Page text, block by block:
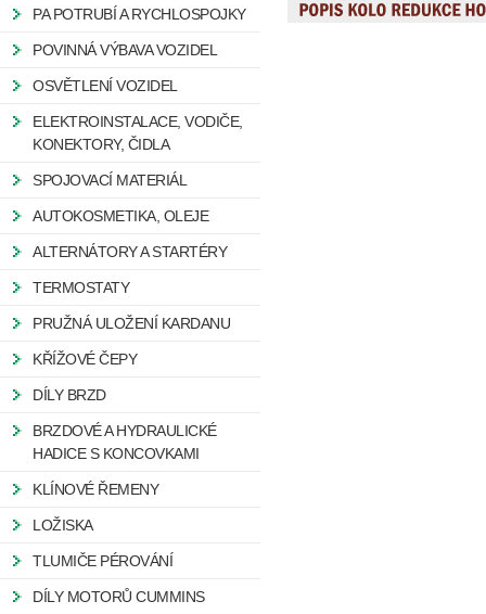
PA POTRUBÍ A RYCHLOSPOJKY
POVINNÁ VÝBAVA VOZIDEL
OSVĚTLENÍ VOZIDEL
ELEKTROINSTALACE, VODIČE,
KONEKTORY, ČIDLA
SPOJOVACÍ MATERIÁL
AUTOKOSMETIKA, OLEJE
ALTERNÁTORY A STARTÉRY
TERMOSTATY
PRUŽNÁ ULOŽENÍ KARDANU
KŘÍŽOVÉ ČEPY
DÍLY BRZD
BRZDOVÉ A HYDRAULICKÉ
HADICE S KONCOVKAMI
KLÍNOVÉ ŘEMENY
LOŽISKA
TLUMIČE PÉROVÁNÍ
DÍLY MOTORŮ CUMMINS